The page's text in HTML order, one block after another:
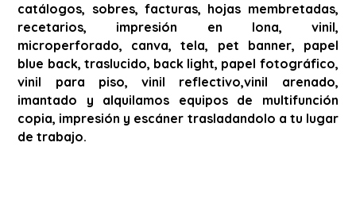
catálogos, sobres, facturas, hojas membretadas,
recetarios, impresión en lona, vinil,
microperforado, canva, tela, pet banner, papel
blue back, traslucido, back light, papel fotográfico,
vinil para piso, vinil reflectivo,vinil arenado,
imantado y alquilamos equipos de multifunción
copia, impresión y escáner trasladandolo a tu lugar
de trabajo.